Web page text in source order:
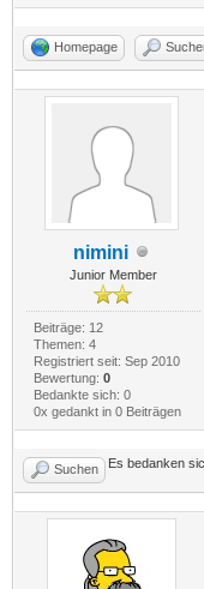
Homepage
nimini
Junior Member
Beiträge: 12
Themen: 4
Registriert seit: Sep 2010
Bewertung: 0
Bedankte sich: 0
0x gedankt in 0 Beiträgen
Suchen Es bedanken